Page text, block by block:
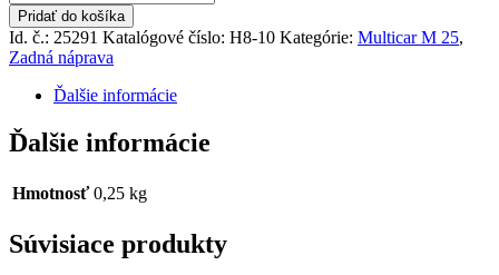
Páka
uz.diferenciálu
Pridať do košíka
Id. č.: 25291 Katalógové číslo: H8-10 Kategórie: Multicar M 25,
Zadná náprava
Ďalšie informácie
Ďalšie informácie
Hmotnosť 0,25 kg
Súvisiace produkty